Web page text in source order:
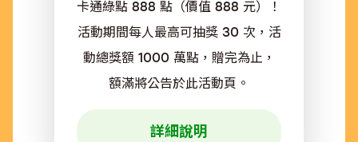
卡通綠點 888 點（價值 888 元）！
活動期間每人最高可抽獎 30 次，活
動總獎額 1000 萬點，贈完為止，
額滿將公告於此活動頁。
詳細說明